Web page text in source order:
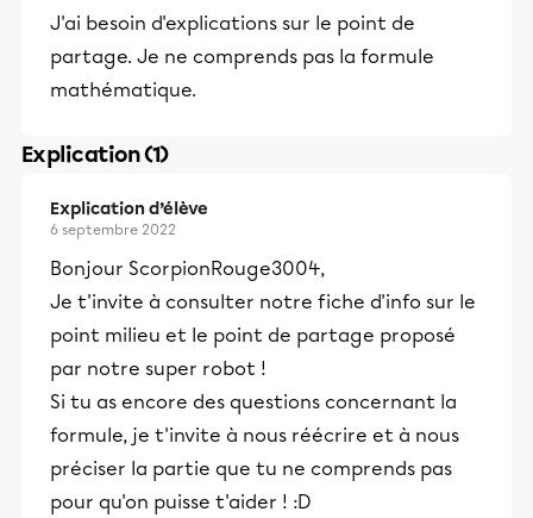
J'ai besoin d'explications sur le point de
partage. Je ne comprends pas la formule
mathématique.
Explication (1)
Explication d’élève
6 septembre 2022
Bonjour ScorpionRouge3004,
Je t'invite à consulter notre fiche d'info sur le
point milieu et le point de partage proposé
par notre super robot !
Si tu as encore des questions concernant la
formule, je t'invite à nous réécrire et à nous
préciser la partie que tu ne comprends pas
pour qu'on puisse t'aider ! :D